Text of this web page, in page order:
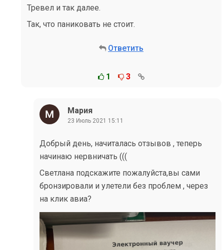
Тревел и так далее.
Так, что паниковать не стоит.
Ответить
1 3
Мария
23 Июль 2021 15:11
Добрый день, начиталась отзывов , теперь
начинаю нервничать (((
Светлана подскажите пожалуйста,вы сами
бронзировали и улетели без проблем , через
на клик авиа?